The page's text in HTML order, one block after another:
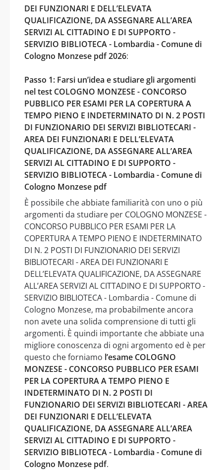
DEI FUNZIONARI E DELL’ELEVATA
QUALIFICAZIONE, DA ASSEGNARE ALL’AREA
SERVIZI AL CITTADINO E DI SUPPORTO -
SERVIZIO BIBLIOTECA - Lombardia - Comune di
Cologno Monzese pdf 2026:
Passo 1: Farsi un’idea e studiare gli argomenti
nel test COLOGNO MONZESE - CONCORSO
PUBBLICO PER ESAMI PER LA COPERTURA A
TEMPO PIENO E INDETERMINATO DI N. 2 POSTI
DI FUNZIONARIO DEI SERVIZI BIBLIOTECARI -
AREA DEI FUNZIONARI E DELL’ELEVATA
QUALIFICAZIONE, DA ASSEGNARE ALL’AREA
SERVIZI AL CITTADINO E DI SUPPORTO -
SERVIZIO BIBLIOTECA - Lombardia - Comune di
Cologno Monzese pdf
È possibile che abbiate familiarità con uno o più
argomenti da studiare per COLOGNO MONZESE -
CONCORSO PUBBLICO PER ESAMI PER LA
COPERTURA A TEMPO PIENO E INDETERMINATO
DI N. 2 POSTI DI FUNZIONARIO DEI SERVIZI
BIBLIOTECARI - AREA DEI FUNZIONARI E
DELL’ELEVATA QUALIFICAZIONE, DA ASSEGNARE
ALL’AREA SERVIZI AL CITTADINO E DI SUPPORTO -
SERVIZIO BIBLIOTECA - Lombardia - Comune di
Cologno Monzese, ma probabilmente ancora
non avete una solida comprensione di tutti gli
argomenti. È quindi importante che abbiate una
migliore conoscenza di ogni argomento ed è per
questo che forniamo l’esame COLOGNO
MONZESE - CONCORSO PUBBLICO PER ESAMI
PER LA COPERTURA A TEMPO PIENO E
INDETERMINATO DI N. 2 POSTI DI
FUNZIONARIO DEI SERVIZI BIBLIOTECARI - AREA
DEI FUNZIONARI E DELL’ELEVATA
QUALIFICAZIONE, DA ASSEGNARE ALL’AREA
SERVIZI AL CITTADINO E DI SUPPORTO -
SERVIZIO BIBLIOTECA - Lombardia - Comune di
Cologno Monzese pdf.